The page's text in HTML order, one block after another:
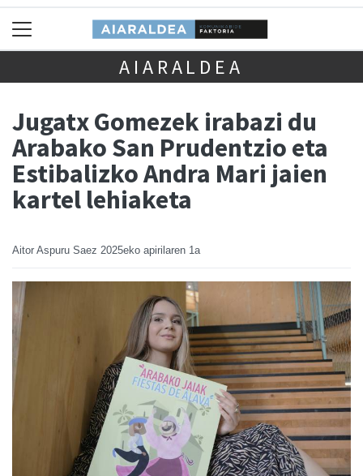
AIARALDEA
Jugatx Gomezek irabazi du
Arabako San Prudentzio eta
Estibalizko Andra Mari jaien
kartel lehiaketa
Aitor Aspuru Saez 2025eko apirilaren 1a